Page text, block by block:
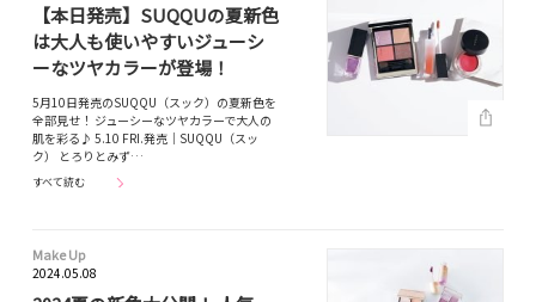
【本日発売】SUQQUの夏新色
は大人も使いやすいジューシ
ーなツヤカラーが登場！
5月10日発売のSUQQU（スック）の夏新色を
全部見せ！ ジューシーなツヤカラーで大人の
肌を彩る♪ 5.10 FRI.発売｜SUQQU（スッ
ク） とろりとみず…
すべて読む
Make Up
2024.05.08